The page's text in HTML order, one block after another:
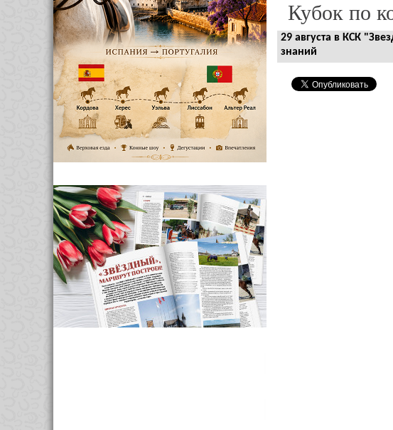
Кубок по
29 августа в КСК
знаний